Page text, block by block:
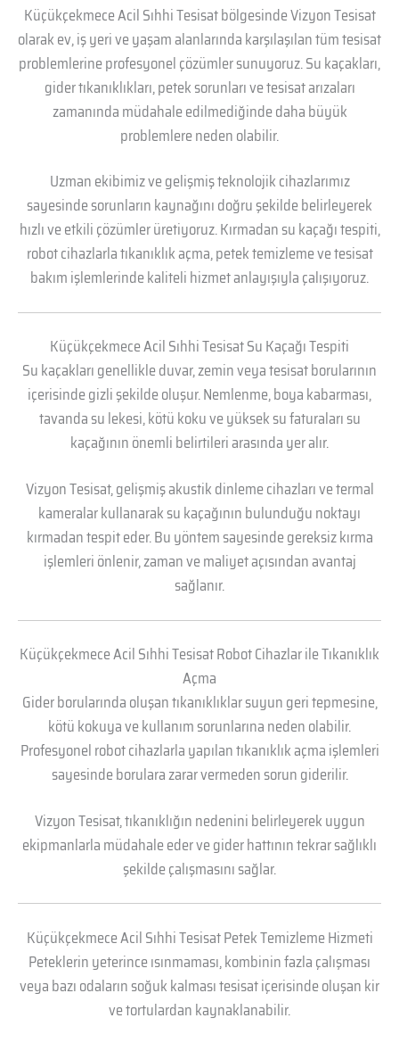
Küçükçekmece Acil Sıhhi Tesisat bölgesinde Vizyon Tesisat
olarak ev, iş yeri ve yaşam alanlarında karşılaşılan tüm tesisat
problemlerine profesyonel çözümler sunuyoruz. Su kaçakları,
gider tıkanıklıkları, petek sorunları ve tesisat arızaları
zamanında müdahale edilmediğinde daha büyük
problemlere neden olabilir.
Uzman ekibimiz ve gelişmiş teknolojik cihazlarımız
sayesinde sorunların kaynağını doğru şekilde belirleyerek
hızlı ve etkili çözümler üretiyoruz. Kırmadan su kaçağı tespiti,
robot cihazlarla tıkanıklık açma, petek temizleme ve tesisat
bakım işlemlerinde kaliteli hizmet anlayışıyla çalışıyoruz.
Küçükçekmece Acil Sıhhi Tesisat Su Kaçağı Tespiti
Su kaçakları genellikle duvar, zemin veya tesisat borularının
içerisinde gizli şekilde oluşur. Nemlenme, boya kabarması,
tavanda su lekesi, kötü koku ve yüksek su faturaları su
kaçağının önemli belirtileri arasında yer alır.
Vizyon Tesisat, gelişmiş akustik dinleme cihazları ve termal
kameralar kullanarak su kaçağının bulunduğu noktayı
kırmadan tespit eder. Bu yöntem sayesinde gereksiz kırma
işlemleri önlenir, zaman ve maliyet açısından avantaj
sağlanır.
Küçükçekmece Acil Sıhhi Tesisat Robot Cihazlar ile Tıkanıklık
Açma
Gider borularında oluşan tıkanıklıklar suyun geri tepmesine,
kötü kokuya ve kullanım sorunlarına neden olabilir.
Profesyonel robot cihazlarla yapılan tıkanıklık açma işlemleri
sayesinde borulara zarar vermeden sorun giderilir.
Vizyon Tesisat, tıkanıklığın nedenini belirleyerek uygun
ekipmanlarla müdahale eder ve gider hattının tekrar sağlıklı
şekilde çalışmasını sağlar.
Küçükçekmece Acil Sıhhi Tesisat Petek Temizleme Hizmeti
Peteklerin yeterince ısınmaması, kombinin fazla çalışması
veya bazı odaların soğuk kalması tesisat içerisinde oluşan kir
ve tortulardan kaynaklanabilir.